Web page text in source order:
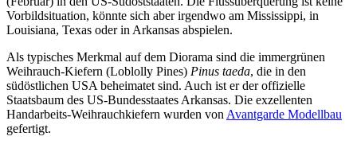
Vorbildsituation, könnte sich aber irgendwo am Mississippi, in
Louisiana, Texas oder in Arkansas abspielen.
Als typisches Merkmal auf dem Diorama sind die immergrünen
Weihrauch-Kiefern (Loblolly Pines) Pinus taeda, die in den
südöstlichen USA beheimatet sind. Auch ist er der offizielle
Staatsbaum des US-Bundesstaates Arkansas. Die exzellenten
Handarbeits-Weihrauchkiefern wurden von Avantgarde Modellbau
gefertigt.